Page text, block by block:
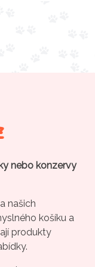
nebo konzervy
našich
košíku a
produkty